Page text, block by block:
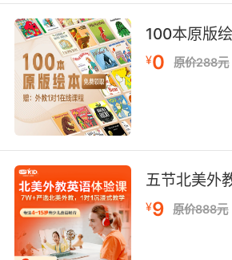
到处跑跑 来一次告别之旅
100本原版
¥0 原价288元
五节北美外
¥9 原价888元